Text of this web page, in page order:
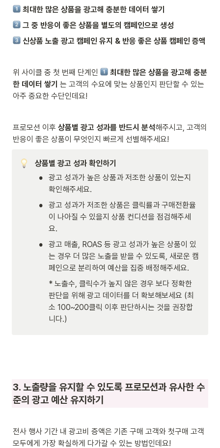
최대한 많은 상품을 광고해 충분한 데이터 쌓기
그 중 반응이 좋은 상품을 별도의 캠페인으로 생성
신상품 노출 광고 캠페인 유지 & 반응 좋은 상품 캠페인 증액
위 사이클 중 첫 번째 단계인
최대한 많은 상품을 광고해 충분
한 데이터 쌓기 는 고객의 수요에 맞는 상품인지 판단할 수 있는
아주 중요한 수단인데요!
프로모션 이후 상품별 광고 성과를 반드시 분석해주시고, 고객의
반응이 좋은 상품이 무엇인지 빠르게 선별해주세요!
상품별 광고 성과 확인하기
•
광고 성과가 높은 상품과 저조한 상품이 있는지
확인해주세요.
•
광고 성과가 저조한 상품은 클릭률과 구매전환율
이 나아질 수 있을지 상품 컨디션을 점검해주세
요.
•
광고 매출, ROAS 등 광고 성과가 높은 상품이 있
는 경우 더 많은 노출을 받을 수 있도록, 새로운 캠
페인으로 분리하여 예산을 집중 배정해주세요.
* 노출수, 클릭수가 높지 않은 경우 보다 정확한
판단을 위해 광고 데이터를 더 확보해보세요 (최
소 100~200클릭 이후 판단하시는 것을 권장합
니다.)
3. 노출량을 유지할 수 있도록 프로모션과 유사한 수
준의 광고 예산 유지하기
전사 행사 기간 내 광고비 증액은 기존 구매 고객와 첫구매 고객
모두에게 가장 확실하게 다가갈 수 있는 방법인데요!